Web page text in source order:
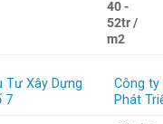
40 -
52tr /
m2
Công ty
Phát